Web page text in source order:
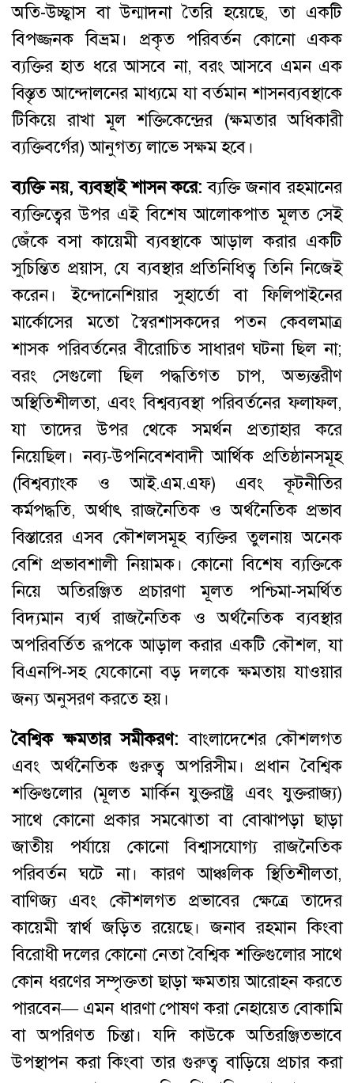
অতি-উচ্ছ্বাস বা উন্মাদনা তৈরি হয়েছে, তা একটি
বিপজ্জনক বিভ্রম। প্রকৃত পরিবর্তন কোনো একক
ব্যক্তির হাত ধরে আসবে না, বরং আসবে এমন এক
বিস্তৃত আন্দোলনের মাধ্যমে যা বর্তমান শাসনব্যবস্থাকে
টিকিয়ে রাখা মূল শক্তিকেন্দ্রের (ক্ষমতার অধিকারী
ব্যক্তিবর্গের) আনুগত্য লাভে সক্ষম হবে।
ব্যক্তি নয়, ব্যবস্থাই শাসন করে: ব্যক্তি জনাব রহমানের
ব্যক্তিত্বের উপর এই বিশেষ আলোকপাত মূলত সেই
জেঁকে বসা কায়েমী ব্যবস্থাকে আড়াল করার একটি
সুচিন্তিত প্রয়াস, যে ব্যবস্থার প্রতিনিধিত্ব তিনি নিজেই
করেন। ইন্দোনেশিয়ার সুহার্তো বা ফিলিপাইনের
মার্কোসের মতো স্বৈরশাসকদের পতন কেবলমাত্র
শাসক পরিবর্তনের বীরোচিত সাধারণ ঘটনা ছিল না;
বরং সেগুলো ছিল পদ্ধতিগত চাপ, অভ্যন্তরীণ
অস্থিতিশীলতা, এবং বিশ্বব্যবস্থা পরিবর্তনের ফলাফল,
যা তাদের উপর থেকে সমর্থন প্রত্যাহার করে
নিয়েছিল। নব্য-উপনিবেশবাদী আর্থিক প্রতিষ্ঠানসমূহ
(বিশ্বব্যাংক ও আই.এম.এফ) এবং কূটনীতির
কর্মপদ্ধতি, অর্থাৎ রাজনৈতিক ও অর্থনৈতিক প্রভাব
বিস্তারের এসব কৌশলসমূহ ব্যক্তির তুলনায় অনেক
বেশি প্রভাবশালী নিয়ামক। কোনো বিশেষ ব্যক্তিকে
নিয়ে অতিরঞ্জিত প্রচারণা মূলত পশ্চিমা-সমর্থিত
বিদ্যমান ব্যর্থ রাজনৈতিক ও অর্থনৈতিক ব্যবস্থার
অপরিবর্তিত রূপকে আড়াল করার একটি কৌশল, যা
বিএনপি-সহ যেকোনো বড় দলকে ক্ষমতায় যাওয়ার
জন্য অনুসরণ করতে হয়।
বৈশ্বিক ক্ষমতার সমীকরণ: বাংলাদেশের কৌশলগত
এবং অর্থনৈতিক গুরুত্ব অপরিসীম। প্রধান বৈশ্বিক
শক্তিগুলোর (মূলত মার্কিন যুক্তরাষ্ট্র এবং যুক্তরাজ্য)
সাথে কোনো প্রকার সমঝোতা বা বোঝাপড়া ছাড়া
জাতীয় পর্যায়ে কোনো বিশ্বাসযোগ্য রাজনৈতিক
পরিবর্তন ঘটে না। কারণ আঞ্চলিক স্থিতিশীলতা,
বাণিজ্য এবং কৌশলগত প্রভাবের ক্ষেত্রে তাদের
কায়েমী স্বার্থ জড়িত রয়েছে। জনাব রহমান কিংবা
বিরোধী দলের কোনো নেতা বৈশ্বিক শক্তিগুলোর সাথে
কোন ধরণের সম্পৃক্ততা ছাড়া ক্ষমতায় আরোহন করতে
পারবেন— এমন ধারণা পোষণ করা নেহায়েত বোকামি
বা অপরিণত চিন্তা। যদি কাউকে অতিরঞ্জিতভাবে
উপস্থাপন করা কিংবা তার গুরুত্ব বাড়িয়ে প্রচার করা